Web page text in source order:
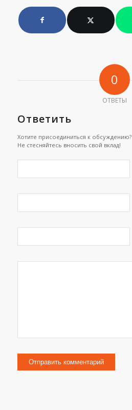
0
ОТВЕТЫ
Ответить
Хотите присоединиться к обсуждению?
Не стесняйтесь вносить свой вклад!